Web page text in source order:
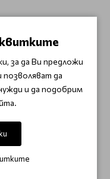
и олиа Claresa
за да Ви предложи
позволяват да
и да подобрим